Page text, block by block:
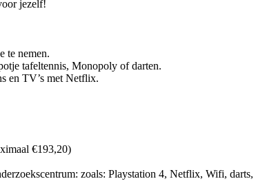
jezelf!
te nemen.
tafeltennis, Monopoly of darten.
en TV’s met Netflix.
€193,20)
zoals: Playstation 4, Netflix, Wifi,